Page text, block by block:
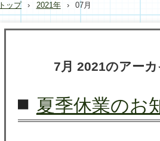
トップ › 2021年 › 07月
7月 2021のアー
夏季休業のお